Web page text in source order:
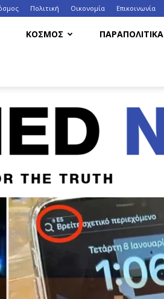
Πολιτική Οικονομία Eπικοινωνία
ΚΟΣΜΟΣ ΠΑΡΑΠΟΛΙΤΙΚΑ
HappenedNow.gr